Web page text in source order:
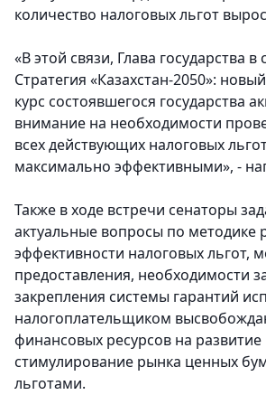
количество налоговых льгот
«В этой связи, Глава государства
Стратегия «Казахстан-2050»:
курс состоявшегося государства
внимание на необходимости
всех действующих налоговых
максимально эффективными», -
Также в ходе встречи сенаторы
актуальные вопросы по методике
эффективности налоговых льгот,
предоставления, необходимости
закрепления системы гарантий
налогоплательщиком
финансовых ресурсов на развитие
стимулирование рынка ценных
льготами.